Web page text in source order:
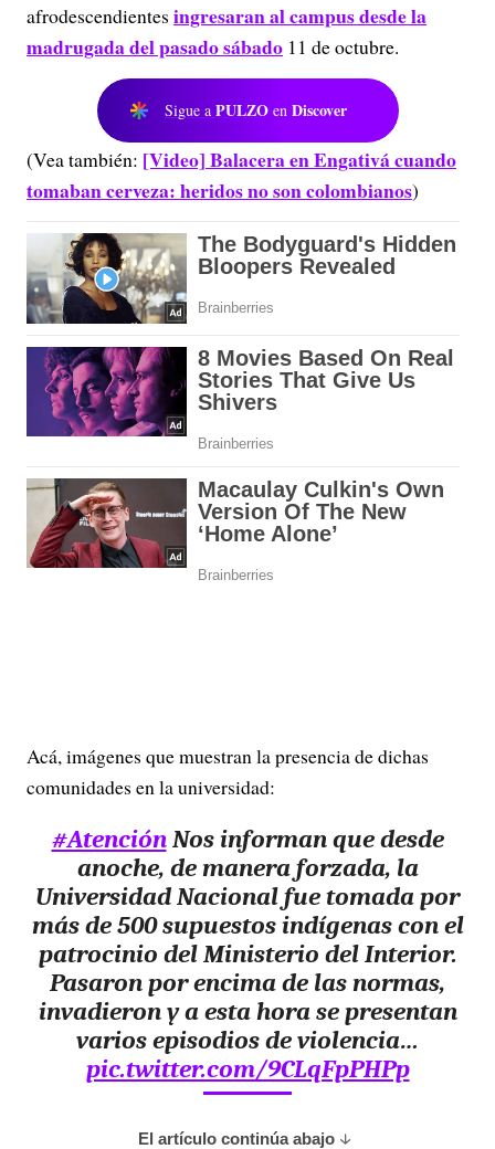
afrodescendientes ingresaran al campus desde la
madrugada del pasado sábado 11 de octubre.
Sigue a PULZO en Discover
(Vea también: [Video] Balacera en Engativá cuando
tomaban cerveza: heridos no son colombianos)
Acá, imágenes que muestran la presencia de dichas
comunidades en la universidad:
#AtenciónNos informan que desde
anoche, de manera forzada, la
Universidad Nacional fue tomada por
más de 500 supuestos indígenas con el
patrocinio del Ministerio del Interior.
Pasaron por encima de las normas,
invadieron y a esta hora se presentan
varios episodios de violencia…
pic.twitter.com/9CLqFpPHPp
El artículo continúa abajo